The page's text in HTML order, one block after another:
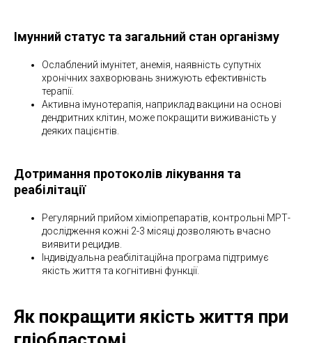
Імунний статус та загальний стан організму
Ослаблений імунітет, анемія, наявність супутніх
хронічних захворювань знижують ефективність
терапії.
Активна імунотерапія, наприклад вакцини на основі
дендритних клітин, може покращити виживаність у
деяких пацієнтів.
Дотримання протоколів лікування та
реабілітації
Регулярний прийом хіміопрепаратів, контрольні МРТ-
дослідження кожні 2-3 місяці дозволяють вчасно
виявити рецидив.
Індивідуальна реабілітаційна програма підтримує
якість життя та когнітивні функції.
Як покращити якість життя при